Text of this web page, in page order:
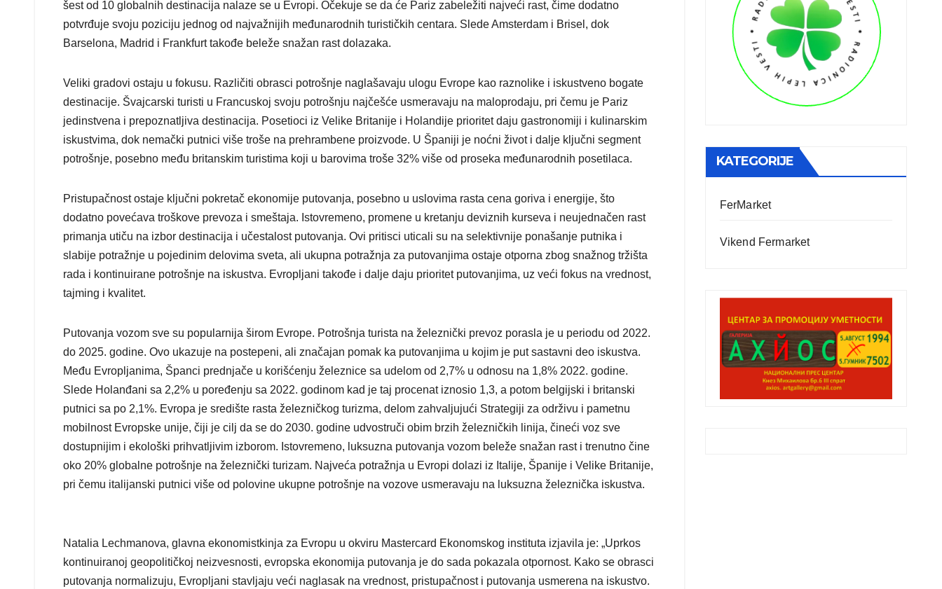
šest od 10 globalnih destinacija nalaze se u Evropi. Očekuje se da će Pariz zabeležiti najveći rast, čime dodatno
potvrđuje svoju poziciju jednog od najvažnijih međunarodnih turističkih centara. Slede Amsterdam i Brisel, dok
Barselona, Madrid i Frankfurt takođe beleže snažan rast dolazaka.
Veliki gradovi ostaju u fokusu. Različiti obrasci potrošnje naglašavaju ulogu Evrope kao raznolike i iskustveno bogate
destinacije. Švajcarski turisti u Francuskoj svoju potrošnju najčešće usmeravaju na maloprodaju, pri čemu je Pariz
jedinstvena i prepoznatljiva destinacija. Posetioci iz Velike Britanije i Holandije prioritet daju gastronomiji i kulinarskim
iskustvima, dok nemački putnici više troše na prehrambene proizvode. U Španiji je noćni život i dalje ključni segment
potrošnje, posebno među britanskim turistima koji u barovima troše 32% više od proseka međunarodnih posetilaca.
Pristupačnost ostaje ključni pokretač ekonomije putovanja, posebno u uslovima rasta cena goriva i energije, što
dodatno povećava troškove prevoza i smeštaja. Istovremeno, promene u kretanju deviznih kurseva i neujednačen rast
primanja utiču na izbor destinacija i učestalost putovanja. Ovi pritisci uticali su na selektivnije ponašanje putnika i
slabije potražnje u pojedinim delovima sveta, ali ukupna potražnja za putovanjima ostaje otporna zbog snažnog tržišta
rada i kontinuirane potrošnje na iskustva. Evropljani takođe i dalje daju prioritet putovanjima, uz veći fokus na vrednost,
tajming i kvalitet.
Putovanja vozom sve su popularnija širom Evrope. Potrošnja turista na železnički prevoz porasla je u periodu od 2022.
do 2025. godine. Ovo ukazuje na postepeni, ali značajan pomak ka putovanjima u kojim je put sastavni deo iskustva.
Među Evropljanima, Španci prednjače u korišćenju železnice sa udelom od 2,7% u odnosu na 1,8% 2022. godine.
Slede Holanđani sa 2,2% u poređenju sa 2022. godinom kad je taj procenat iznosio 1,3, a potom belgijski i britanski
putnici sa po 2,1%. Evropa je središte rasta železničkog turizma, delom zahvaljujući Strategiji za održivu i pametnu
mobilnost Evropske unije, čiji je cilj da se do 2030. godine udvostruči obim brzih železničkih linija, čineći voz sve
dostupnijim i ekološki prihvatljivim izborom. Istovremeno, luksuzna putovanja vozom beleže snažan rast i trenutno čine
oko 20% globalne potrošnje na železnički turizam. Najveća potražnja u Evropi dolazi iz Italije, Španije i Velike Britanije,
pri čemu italijanski putnici više od polovine ukupne potrošnje na vozove usmeravaju na luksuzna železnička iskustva.
Natalia Lechmanova, glavna ekonomistkinja za Evropu u okviru Mastercard Ekonomskog instituta izjavila je: „Uprkos
kontinuiranoj geopolitičkoj neizvesnosti, evropska ekonomija putovanja je do sada pokazala otpornost. Kako se obrasci
putovanja normalizuju, Evropljani stavljaju veći naglasak na vrednost, pristupačnost i putovanja usmerena na iskustvo.
KATEGORIJE
FerMarket
Vikend Fermarket